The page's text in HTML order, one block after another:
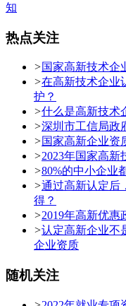
知
热点关注
> 国家高新技术企
>在高新技术企业
护？
>什么是高新技术
>深圳市工信局政
> 国家高新企业资
>2023年国家高新
>80%的中小企业
>通过高新认定后
得？
>2019年高新优惠
>认定高新企业不
企业资质
随机关注